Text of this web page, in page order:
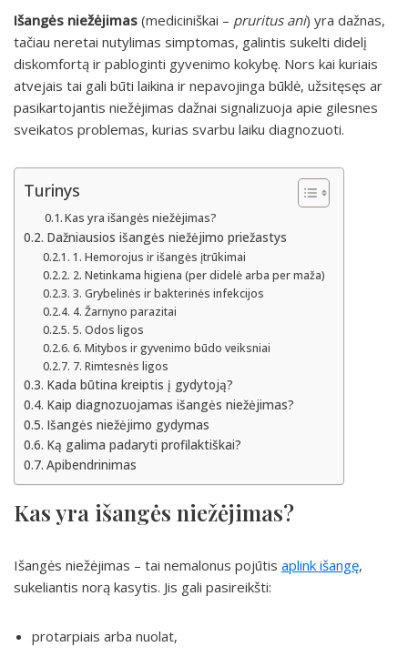
Išangės niežėjimas (mediciniškai – pruritus ani) yra dažnas,
tačiau neretai nutylimas simptomas, galintis sukelti didelį
diskomfortą ir pabloginti gyvenimo kokybę. Nors kai kuriais
atvejais tai gali būti laikina ir nepavojinga būklė, užsitęsęs ar
pasikartojantis niežėjimas dažnai signalizuoja apie gilesnes
sveikatos problemas, kurias svarbu laiku diagnozuoti.
Turinys
Kas yra išangės niežėjimas?
Dažniausios išangės niežėjimo priežastys
1. Hemorojus ir išangės įtrūkimai
2. Netinkama higiena (per didelė arba per maža)
3. Grybelinės ir bakterinės infekcijos
4. Žarnyno parazitai
5. Odos ligos
6. Mitybos ir gyvenimo būdo veiksniai
7. Rimtesnės ligos
Kada būtina kreiptis į gydytoją?
Kaip diagnozuojamas išangės niežėjimas?
Išangės niežėjimo gydymas
Ką galima padaryti profilaktiškai?
Apibendrinimas
Kas yra išangės niežėjimas?
Išangės niežėjimas – tai nemalonus pojūtis aplink išangę,
sukeliantis norą kasytis. Jis gali pasireikšti:
protarpiais arba nuolat,